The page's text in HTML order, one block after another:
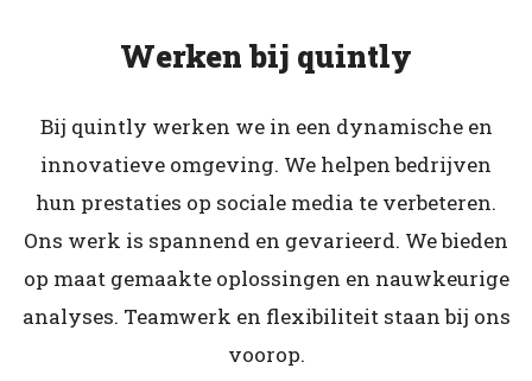
Werken bij quintly
Bij quintly werken we in een dynamische en
innovatieve omgeving. We helpen bedrijven
hun prestaties op sociale media te verbeteren.
Ons werk is spannend en gevarieerd. We bieden
op maat gemaakte oplossingen en nauwkeurige
analyses. Teamwerk en flexibiliteit staan bij ons
voorop.